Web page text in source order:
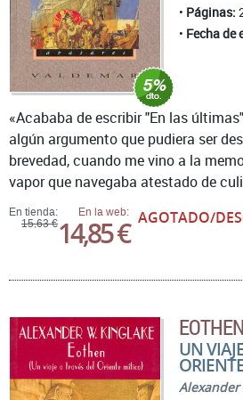
Páginas:
Fecha de
En tienda:
15,63 €
En la web:
14,85 € AGOTADO/
«Acababa de escribir "En las
algún argumento que pudiera ser
brevedad, cuando me vino a la
vapor que navegaba atestado de
EOTHEN
UN
Alexander